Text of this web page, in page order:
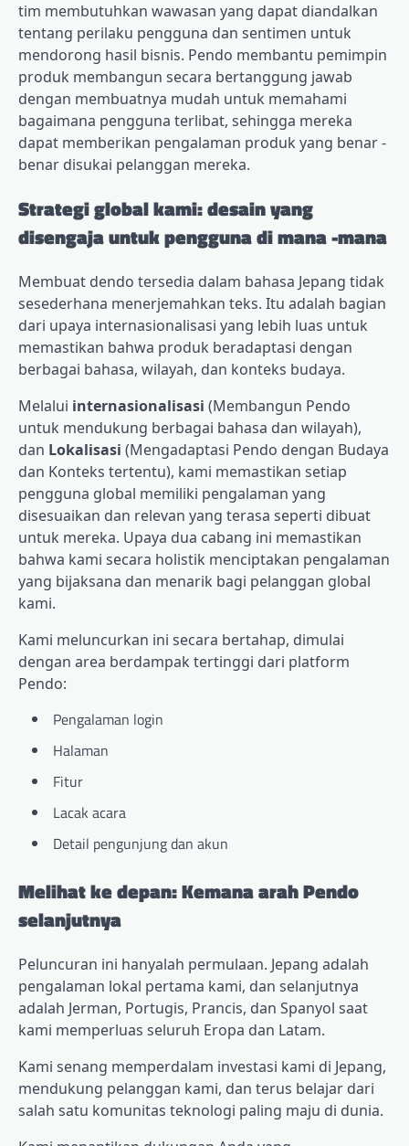
tim membutuhkan wawasan yang dapat diandalkan
tentang perilaku pengguna dan sentimen untuk
mendorong hasil bisnis. Pendo membantu pemimpin
produk membangun secara bertanggung jawab
dengan membuatnya mudah untuk memahami
bagaimana pengguna terlibat, sehingga mereka
dapat memberikan pengalaman produk yang benar -
benar disukai pelanggan mereka.
Strategi global kami: desain yang
disengaja untuk pengguna di mana -mana
Membuat dendo tersedia dalam bahasa Jepang tidak
sesederhana menerjemahkan teks. Itu adalah bagian
dari upaya internasionalisasi yang lebih luas untuk
memastikan bahwa produk beradaptasi dengan
berbagai bahasa, wilayah, dan konteks budaya.
Melalui internasionalisasi (Membangun Pendo
untuk mendukung berbagai bahasa dan wilayah),
dan Lokalisasi (Mengadaptasi Pendo dengan Budaya
dan Konteks tertentu), kami memastikan setiap
pengguna global memiliki pengalaman yang
disesuaikan dan relevan yang terasa seperti dibuat
untuk mereka. Upaya dua cabang ini memastikan
bahwa kami secara holistik menciptakan pengalaman
yang bijaksana dan menarik bagi pelanggan global
kami.
Kami meluncurkan ini secara bertahap, dimulai
dengan area berdampak tertinggi dari platform
Pendo:
Pengalaman login
Halaman
Fitur
Lacak acara
Detail pengunjung dan akun
Melihat ke depan: Kemana arah Pendo
selanjutnya
Peluncuran ini hanyalah permulaan. Jepang adalah
pengalaman lokal pertama kami, dan selanjutnya
adalah Jerman, Portugis, Prancis, dan Spanyol saat
kami memperluas seluruh Eropa dan Latam.
Kami senang memperdalam investasi kami di Jepang,
mendukung pelanggan kami, dan terus belajar dari
salah satu komunitas teknologi paling maju di dunia.